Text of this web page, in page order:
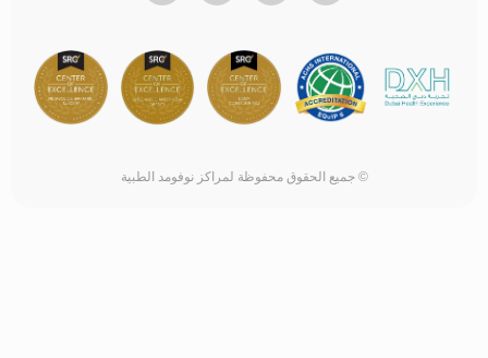
© جميع الحقوق محفوظة لمراكز نوفومد الطبية